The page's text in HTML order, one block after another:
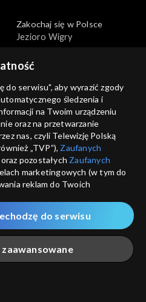
Zakochaj się w Polsce
Jezioro Wigry
Zakochaj się w Polsce
Słupsk
Zakochaj się w Polsce
Narodowe Forum Muzyki we
Wrocławiu
do serwisu", aby wyrazić zgody
śledzenia i
na Twoim urządzeniu
oraz na przetwarzanie
nas, czyli Telewizję Polską
„TVP”), Zaufanych
oraz pozostałych Zaufanych
marketingowych (w tym do
reklam do Twoich
zgody na udostępnianie
do Google.
podczas odwiedzania przez
serwisówzwanych dalej
za pomocą
do serwisu